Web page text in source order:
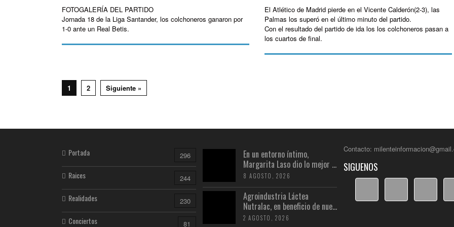
FOTOGALERÍA DEL PARTIDO
Jornada 18 de la Liga Santander, los colchoneros ganaron por
1-0 ante un Real Betis.
El Atlético de Madrid pierde en el Vicente Calderón(2-3), las
Palmas los superó en el último minuto del partido.
Con el resultado del partido de ida los los colchoneros pasan a
los cuartos de final.
1 2 Siguiente »
Portada 296
Raices 244
Realidades 230
Conciertos 81
En un entorno íntimo,
Margarita Laso dio lo mejor ...
8 AGOSTO, 2026
Agroindustria Láctea
Nutralac, en beneficio de nue...
2 AGOSTO, 2026
Contacto:
SIGUENOS